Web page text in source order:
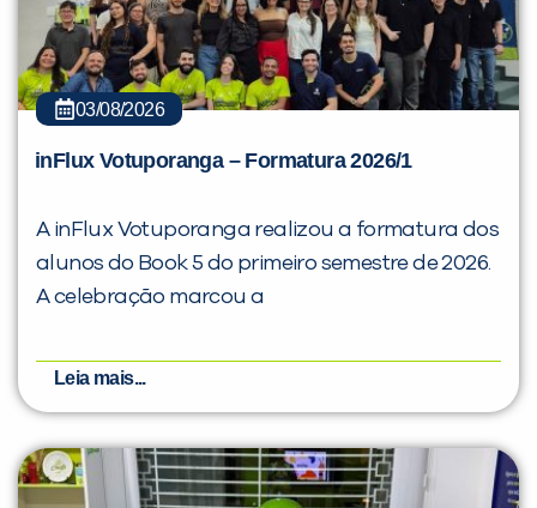
03/08/2026
inFlux Votuporanga – Formatura 2026/1
A inFlux Votuporanga realizou a formatura dos
alunos do Book 5 do primeiro semestre de 2026.
A celebração marcou a
Leia mais...